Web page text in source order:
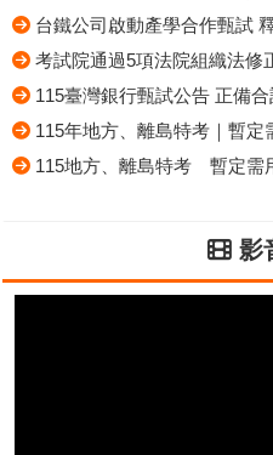
台鐵公司啟動產學合作甄試
考試院通過5項法院組織法
115臺灣銀行甄試公告 正備合
115年地方、離島特考｜暫定
115地方、離島特考 暫定需
影